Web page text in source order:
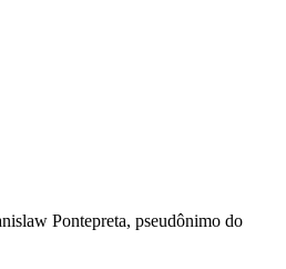
Pontepreta, pseudônimo do